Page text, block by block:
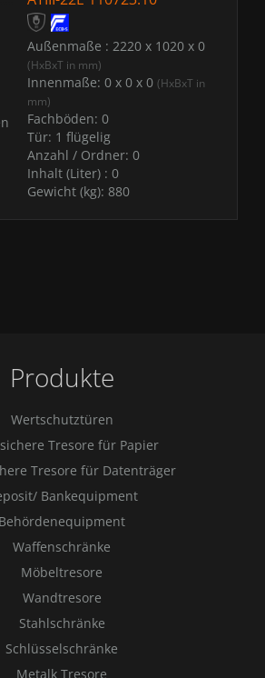
Außenmaße : 2220 x 1020 x 0
(HxBxT in mm)
Innenmaße: 0 x 0 x 0 (HxBxT in
mm)
Fachböden: 0
Tür: 1 flügelig
Anzahl / Ordner: 0
Inhalt (Liter) : 0
Gewicht (kg): 880
Produkte
Wertschutztüren
Tresore für Papier
Tresore für Datenträger
Bankequipment
Behördenequipment
Waffenschränke
Möbeltresore
Wandtresore
Stahlschränke
Schlüsselschränke
Metalk Tresore